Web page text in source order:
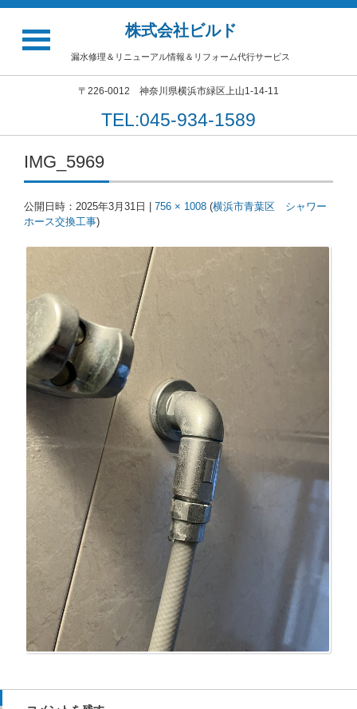
株式会社ビルド
漏水修理＆リニューアル情報＆リフォーム代行サービス
〒226-0012 神奈川県横浜市緑区上山1-14-11
TEL:045-934-1589
IMG_5969
公開日時： 2025年3月31日 756 × 1008 (横浜市青葉区 シャワー
ホース交換工事)